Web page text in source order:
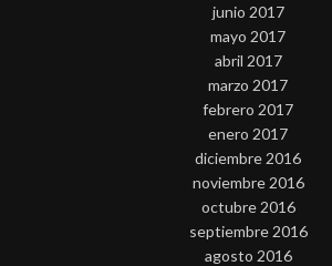
junio 2017
mayo 2017
abril 2017
marzo 2017
febrero 2017
enero 2017
diciembre 2016
noviembre 2016
octubre 2016
septiembre 2016
agosto 2016